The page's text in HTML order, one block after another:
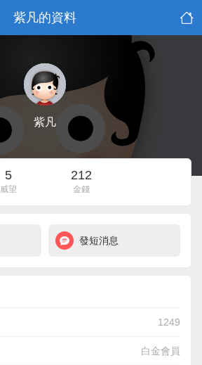
紫凡的資料
紫凡
5
威望
212
金錢
發短消息
1249
白金會員